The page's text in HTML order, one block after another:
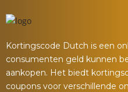
Kortingscode Dutch is een
consumenten geld kunnen
aankopen. Het biedt
coupons voor verschillende